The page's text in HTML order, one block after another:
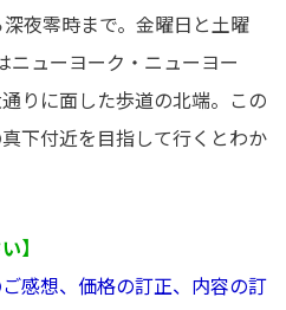
夜零時まで。金曜日と土曜
ニューヨーク・ニューヨー
りに面した歩道の北端。この
下付近を目指して行くとわか
】
感想、価格の訂正、内容の訂